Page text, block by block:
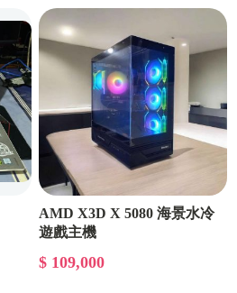
AMD X3D X 5080 海景水冷
遊戲主機
$ 109,000